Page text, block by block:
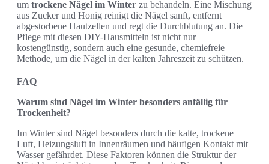
um trockene Nägel im Winter zu behandeln. Eine Mischung
aus Zucker und Honig reinigt die Nägel sanft, entfernt
abgestorbene Hautzellen und regt die Durchblutung an. Die
Pflege mit diesen DIY-Hausmitteln ist nicht nur
kostengünstig, sondern auch eine gesunde, chemiefreie
Methode, um die Nägel in der kalten Jahreszeit zu schützen.
FAQ
Warum sind Nägel im Winter besonders anfällig für
Trockenheit?
Im Winter sind Nägel besonders durch die kalte, trockene
Luft, Heizungsluft in Innenräumen und häufigen Kontakt mit
Wasser gefährdet. Diese Faktoren können die Struktur der